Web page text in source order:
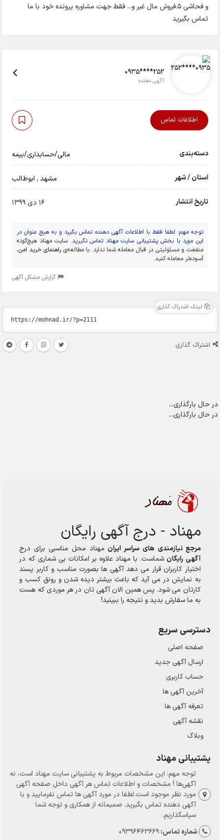
و فحاشی ۵.فروش مال غیر و... فقط جهت مشاوره پرونده خود با ما
تماس بگیرید
0935****252
آگهی دهنده
اطلاعات تماس
دسته‌بندی مالی/حسابداری/بیمه
استان / شهر مشهد, ابوطالب
تاریخ انتشار 16 دی 1399
توجه مهم: لطفا فقط با اطلاعات آگهی دهنده تماس بگیرد و به هیچ عنوان در
این مورد با بخش پشتیبانی سایت مهناد تماس نگیرید. سایت مهناد هیچ‌گونه
منفعت و مسئولیتی در قبال معامله شما ندارد. با مطالعه‌ی راهنمای خرید امن،
آسوده‌تر معامله کنید.
گزارش مشکل آگهی
لینک اشتراک گذاری
اشتراک گذاری
در حال بارگذاری...
در حال بارگذاری...
مهناد - درج آگهی رایگان
مرجع نیازمندی های سراسر ایران مهناد محل مناسبی برای درج
آگهی رایگان شماست. با مهناد علاوه بر امکانات بی شماری که در
اختیار کاربران قرار می دهد آگهی ها بصورت مناسب و کاربر پسند
به نمایش در می آید که باعث بیشتر دیده شدن و رونق کسب و
کارتان می شود. پس همین الان آگهی تان در هر موردی که هست
به ما سفارش بدید و نتیجه را ببینید!
دسترسی سریع
صفحه اصلی
ارسال‌ آگهی جدید
حساب کاربری
آخرین آگهی ها
تعرفه آگهی ها
نقشه آگهی
وبلاگ
پشتیبانی مهناد
توجه مهم: این مشخصات مربوط به پشتیبانی سایت مهناد است، نه
آگهی‌ها ! مشخصات و اطلاعات تماس هر آگهی داخل صفحه آگهی
مورد نظر موجود است.لطفا در مورد آگهی ها تماس نفرمایید و با
آگهی دهنده تماس بگیرید. صمیمانه از همکاری و توجه شما
سپاسگذاریم.
شماره تماس:09396463669